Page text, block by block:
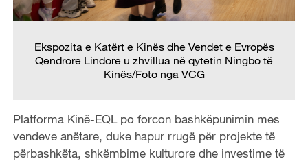
Ekspozita e Katërt e Kinës dhe Vendet e Evropës
Qendrore Lindore u zhvillua në qytetin Ningbo të
Kinës/Foto nga VCG
Platforma Kinë-EQL po forcon bashkëpunimin mes
vendeve anëtare, duke hapur rrugë për projekte të
përbashkëta, shkëmbime kulturore dhe investime të